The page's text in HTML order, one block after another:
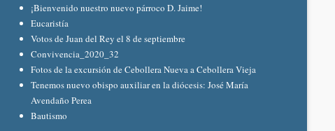
¡Bienvenido nuestro nuevo párroco D. Jaime!
Eucaristía
Votos de Juan del Rey el 8 de septiembre
Convivencia_2020_32
Fotos de la excursión de Cebollera Nueva a Cebollera Vieja
Tenemos nuevo obispo auxiliar en la diócesis: José María
Avendaño Perea
Bautismo